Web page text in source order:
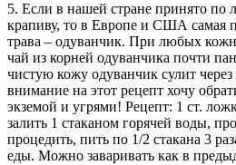
5. Если в нашей стране принято по
крапиву, то в Европе и США самая
трава – одуванчик. При любых
чай из корней одуванчика почти
чистую кожу одуванчик сулит
внимание на этот рецепт хочу
экземой и угрями! Рецепт: 1 ст.
залить 1 стаканом горячей воды,
процедить, пить по 1/2 стакана 3
еды. Можно заваривать как в